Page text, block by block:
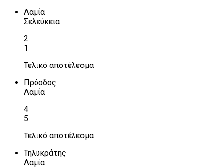
Λαμία
Σελεύκεια
2
1
Τελικό αποτέλεσμα
Πρόοδος
Λαμία
4
5
Τελικό αποτέλεσμα
Τηλυκράτης
Λαμία